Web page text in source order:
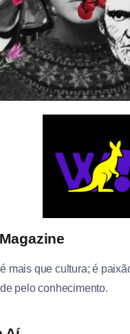
é mais que cultura; é
pelo conhecimento.